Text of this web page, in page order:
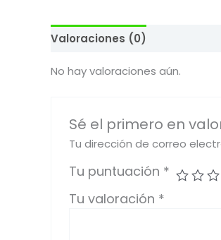
Valoraciones (0)
No hay valoraciones aún.
Sé el primero en
Tu dirección de correo
Tu puntuación *
Tu valoración *